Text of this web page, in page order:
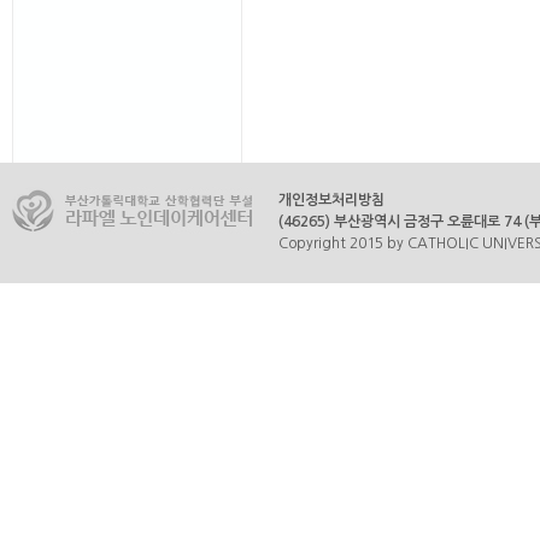
개인정보처리방침
(46265) 부산광역시 금정구 오륜대로 74
Copyright 2015 by CATHOLIC